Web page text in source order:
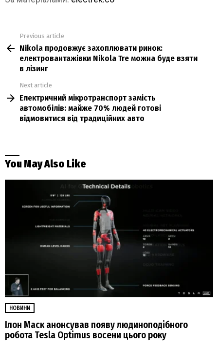
more
Previous article
Nikola продовжує захоплювати ринок:
електровантажівки Nikola Tre можна буде взяти
в лізинг
Next article
Електричний мікротранспорт замість
автомобілів: майже 70% людей готові
відмовитися від традиційних авто
You May Also Like
НОВИНИ
Ілон Маск анонсував появу людиноподібного
робота Tesla Optimus восени цього року